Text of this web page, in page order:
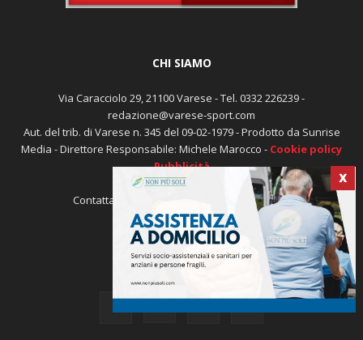
X
CHI SIAMO
Via Caracciolo 29, 21100 Varese - Tel. 0332 226239 -
redazione@varese-sport.com
Aut. del trib. di Varese n. 345 del 09-02-1979 - Prodotto da Sunrise
Media - Direttore Responsabile: Michele Marocco - Cookie policy
Pubblicità
Contattaci: redazione@varese-sport.com
SEGUICI